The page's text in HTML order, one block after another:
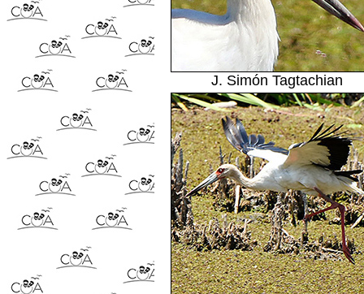
J. Simón Tagtachian